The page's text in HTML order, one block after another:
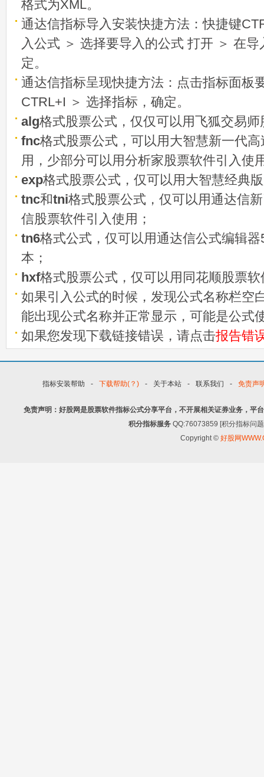
格式为XML。
通达信指标导入安装快捷方法：快捷键
入公式 ＞ 选择要导入的公式 打开 ＞ 在
定。
通达信指标呈现快捷方法：点击指标面板
CTRL+I ＞ 选择指标，确定。
alg格式股票公式，仅仅可以用飞狐交易
fnc格式股票公式，可以用大智慧新一代
用，少部分可以用分析家股票软件引入使
exp格式股票公式，仅可以用大智慧经典
tnc和tni格式股票公式，仅可以用通达信
信股票软件引入使用；
tn6格式公式，仅可以用通达信公式编辑
本；
hxf格式股票公式，仅可以用同花顺股票
如果引入公式的时候，发现公式名称栏空
能出现公式名称并正常显示，可能是公式
如果您发现下载链接错误，请点击报告错
指标安装帮助 - 下载帮助(？) - 关于本站 - 联系我们 - 免责声
免责声明：好股网是股票软件指标公式分享平台，不开展相关证券业务，平
积分指标服务 QQ:76073859 [积分指标问
Copyright © 好股网